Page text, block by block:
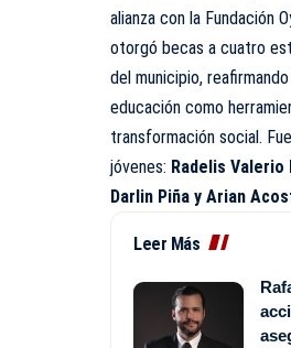
alianza con la Fundación
otorgó becas a cuatro
del municipio,
educación como
transformación social.
jóvenes: Radelis Valerio
Darlin Piña y Arian
Leer Más